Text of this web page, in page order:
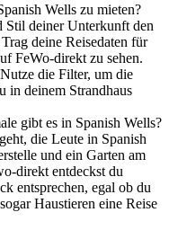
Wells zu mieten?
Stil deiner Unterkunft den
deine Reisedaten für
FeWo-direkt zu sehen.
die Filter, um die
in deinem Strandhaus
gibt es in Spanish Wells?
die Leute in Spanish
und ein Garten am
direkt entdeckst du
entsprechen, egal ob du
Haustieren eine Reise